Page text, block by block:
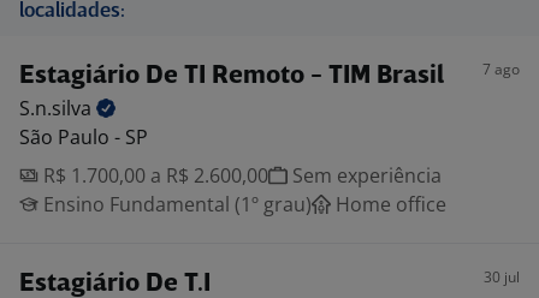
localidades:
Estagiário De TI Remoto - TIM Brasil 7 ago
S.n.silva
São Paulo - SP
R$ 1.700,00 a R$ 2.600,00
Sem experiência
Ensino Fundamental (1º grau)
Home office
Estagiário De T.I 30 jul